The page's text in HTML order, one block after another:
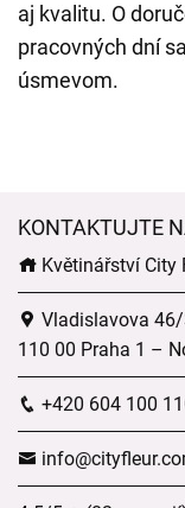
aj kvalitu. O
pracovných dní
úsmevom.
KONTAKTUJTE
Květinářství City
Vladislavova
110 00 Praha 1 –
+420 604 100